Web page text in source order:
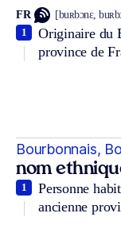
FR [buʀbɔnɛ,
Originaire du
province de
1
Bourbonnais,
nom
Personne
ancienne
1